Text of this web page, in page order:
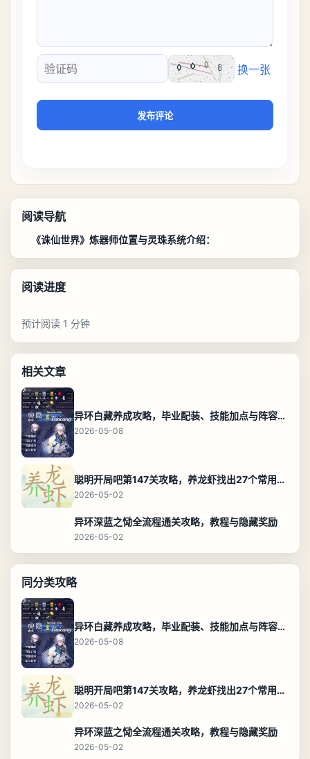
验证码
换一张
发布评论
阅读导航
《诛仙世界》炼器师位置与灵珠系统介绍：
阅读进度
预计阅读 1 分钟
相关文章
异环白藏养成攻略，毕业配装、技能加点与阵容搭配保姆级解析
2026-05-08
聪明开局吧第147关攻略，养龙虾找出27个常用字通关答案
2026-05-02
异环深蓝之恸全流程通关攻略，教程与隐藏奖励
2026-05-02
同分类攻略
异环白藏养成攻略，毕业配装、技能加点与阵容搭配保姆级解析
2026-05-08
聪明开局吧第147关攻略，养龙虾找出27个常用字通关答案
2026-05-02
异环深蓝之恸全流程通关攻略，教程与隐藏奖励
2026-05-02